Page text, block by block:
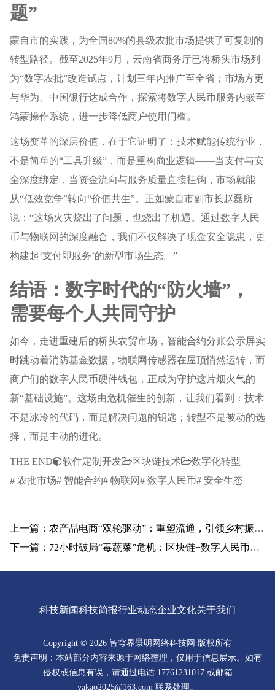
题”
蒙自市的实践，为全国80%的县级农批市场提供了可复制的
转型路径。截至2025年9月，云南省商务厅已将桥头市场列
为“数字农批”改造试点，计划三年内推广至全省；市场方更
与华为、中国银行达成合作，探索将数字人民币服务内嵌至
鸿蒙操作系统，进一步降低商户使用门槛。
这场变革的深层价值，在于它证明了：技术赋能传统行业，
不是简单的“工具升级”，而是重构商业逻辑——当支付与安
全深度绑定，当资金流向与服务质量直接挂钩，市场就能
从“低效竞争”转向“价值共生”。正如蒙自市副市长赵磊所
说：“这场火灾烧出了问题，也烧出了机遇。通过数字人民
币与物联网的深度融合，我们不仅解决了现金安全隐患，更
构建起‘支付即服务’的新型市场生态。”
结语：数字时代的“防火墙”，
需要每个人共同守护
如今，走进重建后的桥头农贸市场，智能合约分账公示屏实
时跳动着消防基金数据，物联网传感器在屋顶悄然运转，而
商户们的数字人民币硬件钱包，正成为守护这片烟火气的
新“基础设施”。这场由危机催生的创新，让我们看到：技术
不是冰冷的代码，而是解决问题的钥匙；转型不是被动的选
择，而是主动的进化。
THE END 软件定制开发 区块链技术
数字化转型
# 农批市场# 智能合约# 物联网# 数字人民币# 安全生态
上一篇：农产品电商“双轮驱动”：重塑流通，引领乡村振兴新变革
下一篇：72小时破局“毒蔬菜”危机：区块链+数字人民币如何重塑食品安全新秩序
科技新闻科技简报行业动态企业文化关于我们
Copyright © 2026 智穹界景明网络科技网 版权所有
免责声明：本站部分内容来源于网络整理，仅用于信息展示。如有
侵权或信息有误，请通过电话 17761231017 或邮箱
yakao2025@163.com 联系处理。